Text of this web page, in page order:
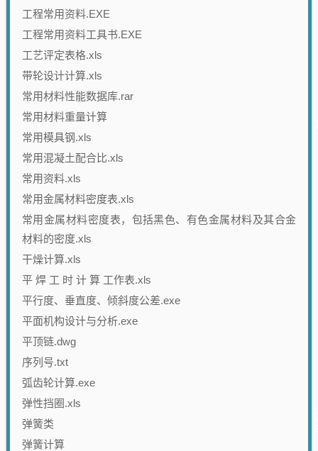
工程常用资料.EXE
工程常用资料工具书.EXE
工艺评定表格.xls
带轮设计计算.xls
常用材料性能数据库.rar
常用材料重量计算
常用模具钢.xls
常用混凝土配合比.xls
常用资料.xls
常用金属材料密度表.xls
常用金属材料密度表，包括黑色、有色金属材料及其合金
材料的密度.xls
干燥计算.xls
平 焊 工 时 计 算 工作表.xls
平行度、垂直度、倾斜度公差.exe
平面机构设计与分析.exe
平顶链.dwg
序列号.txt
弧齿轮计算.exe
弹性挡圈.xls
弹簧类
弹簧计算